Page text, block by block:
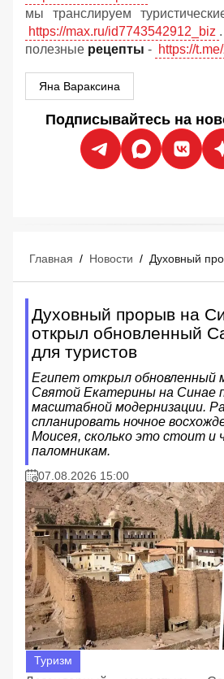
мы транслируем
https://max.ru/id7743542912_biz
полезные рецепты - https://
Яна Вараксина
Подписывайтесь на
Главная / Новости /
Духовный прорыв на
открыл обновленный
для туристов
Египет открыл обновленный
Святой Екатерины на Синае
масштабной модернизации.
спланировать ночное
Моисея, сколько это стоит и
паломникам.
07.08.2026 15:00
Туризм